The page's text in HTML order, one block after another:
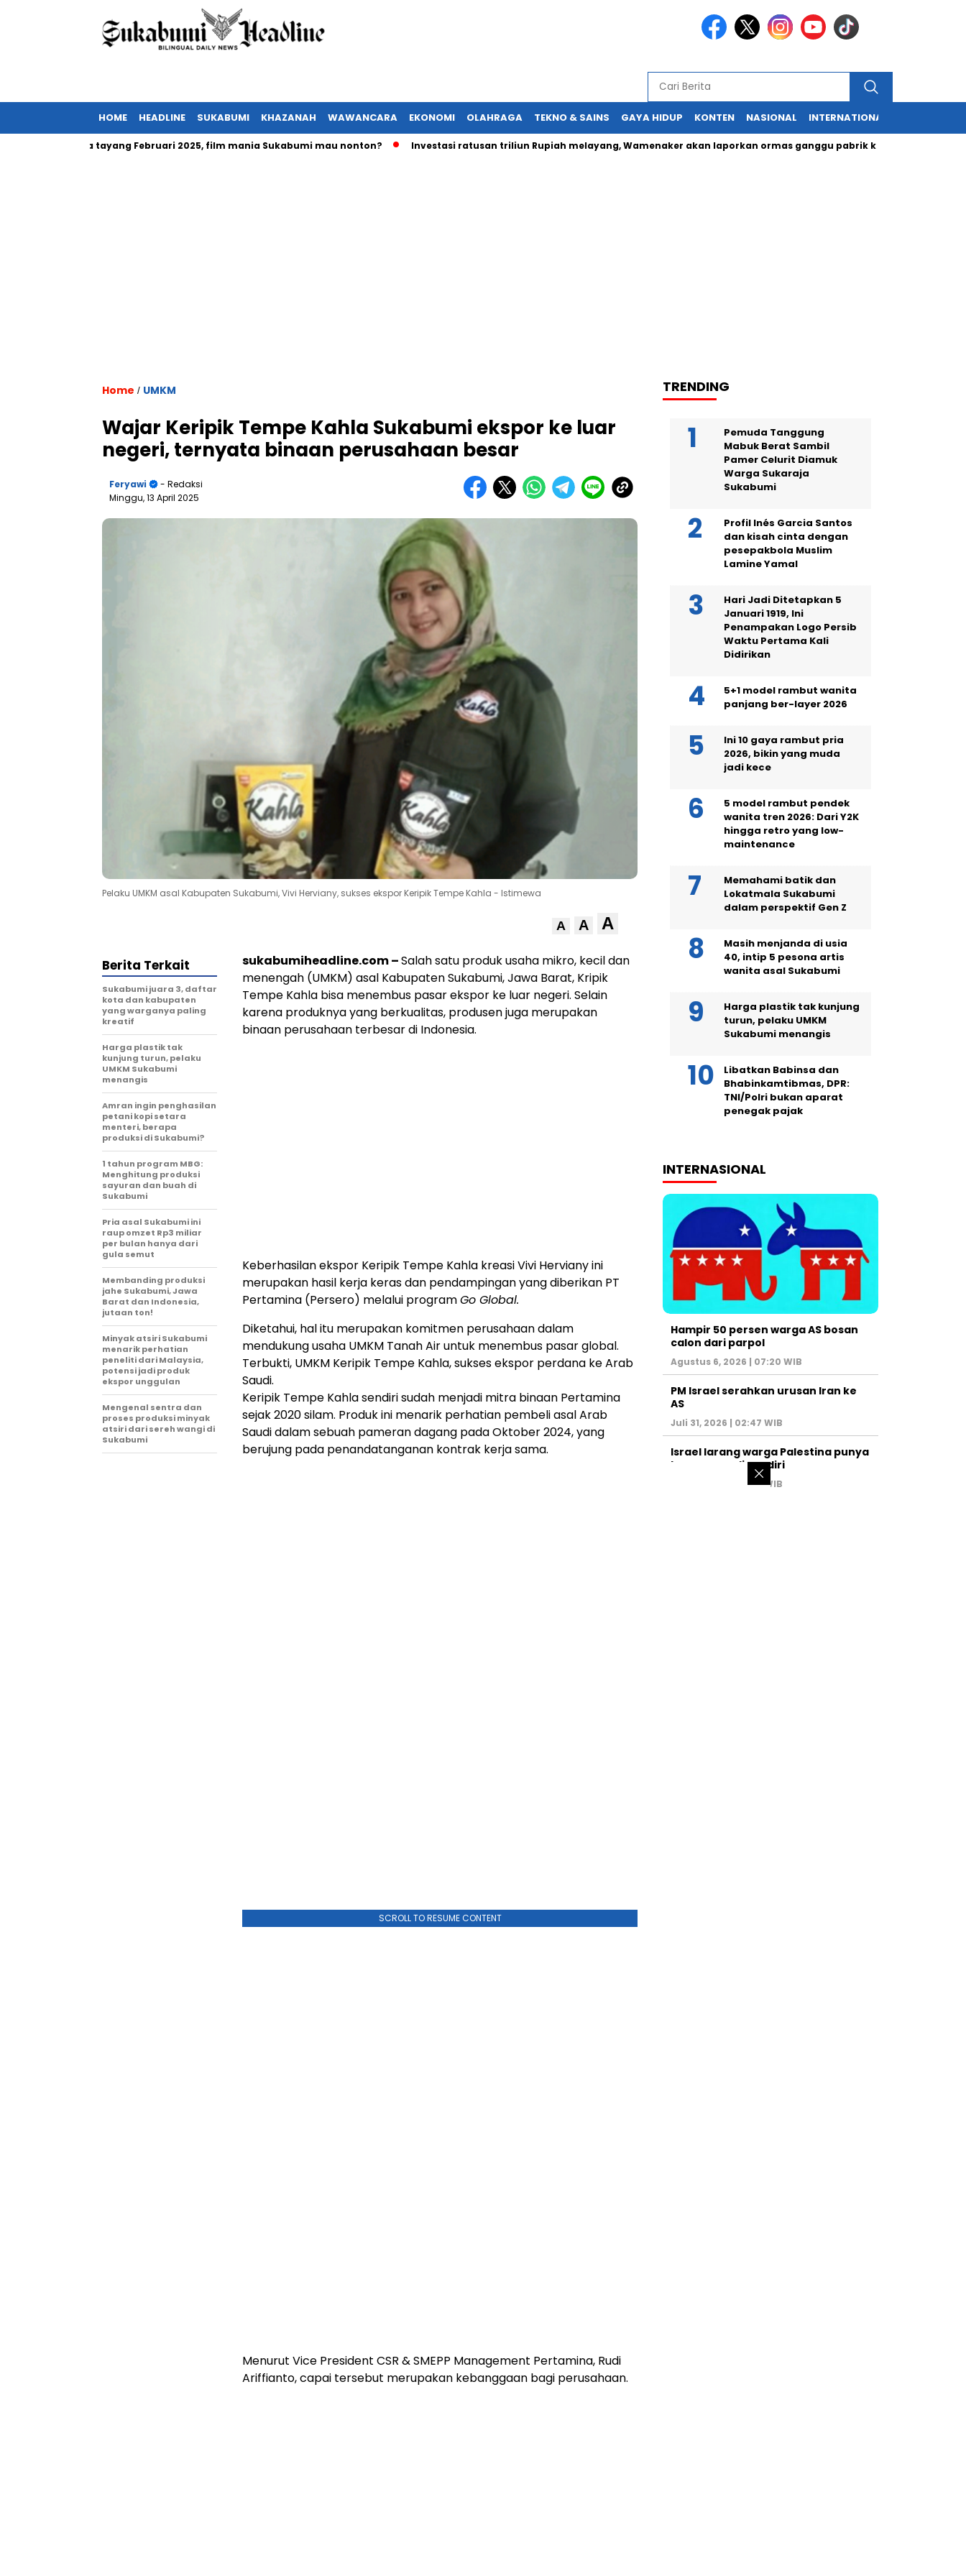
HOME HEADLINE SUKABUMI KHAZANAH WAWANCARA EKONOMI OLAHRAGA TEKNO & SAINS GAYA HIDUP KONTEN NASIONAL INTERNATIONAL
tayang Februari 2025, film mania Sukabumi mau nonton? Investasi ratusan triliun Rupiah melayang, Wamenaker akan laporkan ormas ganggu pabrik ke Kapolri
Home / UMKM
Wajar Keripik Tempe Kahla Sukabumi ekspor ke luar
negeri, ternyata binaan perusahaan besar
Feryawi
- Redaksi
Minggu, 13 April 2025
Pelaku UMKM asal Kabupaten Sukabumi, Vivi Herviany, sukses ekspor Keripik Tempe Kahla - Istimewa
A A A
sukabumiheadline.com –Salah satu produk usaha mikro, kecil dan
menengah (UMKM) asal Kabupaten Sukabumi, Jawa Barat, Kripik
Tempe Kahla bisa menembus pasar ekspor ke luar negeri. Selain
karena produknya yang berkualitas, produsen juga merupakan
binaan perusahaan terbesar di Indonesia.
Keberhasilan ekspor Keripik Tempe Kahla kreasi Vivi Herviany ini
merupakan hasil kerja keras dan pendampingan yang diberikan PT
Pertamina (Persero) melalui programGo Global.
Diketahui, hal itu merupakan komitmen perusahaan dalam
mendukung usaha UMKM Tanah Air untuk menembus pasar global.
Terbukti, UMKM Keripik Tempe Kahla, sukses ekspor perdana ke Arab
Saudi.
Keripik Tempe Kahla sendiri sudah menjadi mitra binaan Pertamina
sejak 2020 silam. Produk ini menarik perhatian pembeli asal Arab
Saudi dalam sebuah pameran dagang pada Oktober 2024, yang
berujung pada penandatanganan kontrak kerja sama.
SCROLL TO RESUME CONTENT
Menurut Vice President CSR & SMEPP Management Pertamina, Rudi
Ariffianto, capai tersebut merupakan kebanggaan bagi perusahaan.
Berita Terkait
Sukabumi juara 3, daftar
kota dan kabupaten
yang warganya paling
kreatif
Harga plastik tak
kunjung turun, pelaku
UMKM Sukabumi
menangis
Amran ingin penghasilan
petani kopi setara
menteri, berapa
produksi di Sukabumi?
1 tahun program MBG:
Menghitung produksi
sayuran dan buah di
Sukabumi
Pria asal Sukabumi ini
raup omzet Rp3 miliar
per bulan hanya dari
gula semut
Membanding produksi
jahe Sukabumi, Jawa
Barat dan Indonesia,
jutaan ton!
Minyak atsiri Sukabumi
menarik perhatian
peneliti dari Malaysia,
potensi jadi produk
ekspor unggulan
Mengenal sentra dan
proses produksi minyak
atsiri dari sereh wangi di
Sukabumi
TRENDING
Pemuda Tanggung
Mabuk Berat Sambil
Pamer Celurit Diamuk
Warga Sukaraja
Sukabumi
Profil Inés Garcia Santos
dan kisah cinta dengan
pesepakbola Muslim
Lamine Yamal
Hari Jadi Ditetapkan 5
Januari 1919, Ini
Penampakan Logo Persib
Waktu Pertama Kali
Didirikan
5+1 model rambut wanita
panjang ber-layer 2026
Ini 10 gaya rambut pria
2026, bikin yang muda
jadi kece
5 model rambut pendek
wanita tren 2026: Dari Y2K
hingga retro yang low-
maintenance
Memahami batik dan
Lokatmala Sukabumi
dalam perspektif Gen Z
Masih menjanda di usia
40, intip 5 pesona artis
wanita asal Sukabumi
Harga plastik tak kunjung
turun, pelaku UMKM
Sukabumi menangis
Libatkan Babinsa dan
Bhabinkamtibmas, DPR:
TNI/Polri bukan aparat
penegak pajak
INTERNASIONAL
Hampir 50 persen warga AS bosan
calon dari parpol
Agustus 6, 2026 | 07:20 WIB
PM Israel serahkan urusan Iran ke
AS
Juli 31, 2026 | 02:47 WIB
Israel larang warga Palestina punya
kamar mandi sendiri
Juli 22, 2026 | 14:50 WIB